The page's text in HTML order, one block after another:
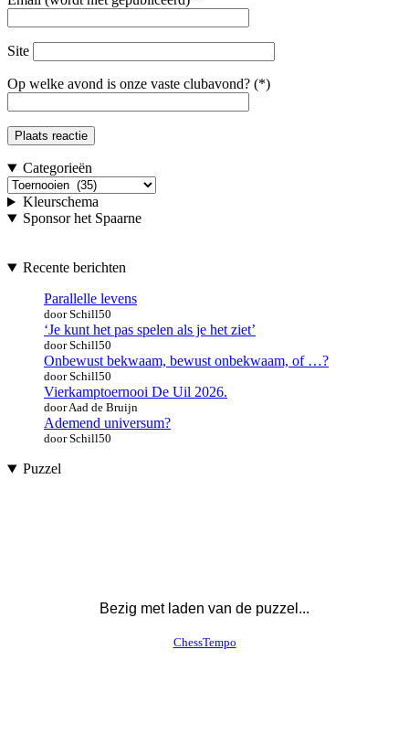
Site
Op welke avond is onze vaste clubavond? (*)
Categorieën
Categorieën
Kleurschema
Sponsor het Spaarne
Recente berichten
Parallelle levens
door Schill50
‘Je kunt het pas spelen als je het ziet’
door Schill50
Onbewust bekwaam, bewust onbekwaam, of …?
door Schill50
Vierkamptoernooi De Uil 2026.
door Aad de Bruijn
Ademend universum?
door Schill50
Puzzel